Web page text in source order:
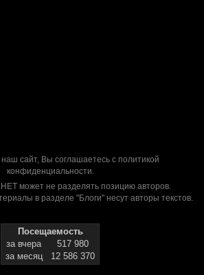
сайт, Вы соглашаетесь с политикой
конфиденциальности.
может не разделять позицию авторов.
в разделе "Блоги" несут авторы текстов.
Посещаемость
за вчера
517 980
за месяц
12 586 370